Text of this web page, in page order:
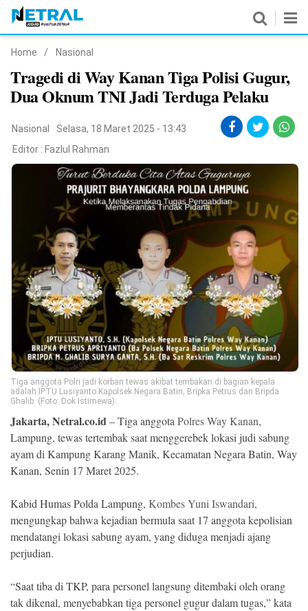
Nasional
Pemerintahan
Politik
Pendidikan
Peristiwa
Olahraga
Ekonomi
Memori
©
Copyright
2026
NETRAL
.
Reserved
Home / Nasional
Tragedi di Way Kanan Tiga Polisi Gugur,
Dua Oknum TNI Jadi Terduga Pelaku
Nasional
Selasa, 18 Maret 2025 - 13:43
Editor : Fazlul Rahman
Tiga anggota Polri jadi korban tewas akibat tembakan di bagian kepala
adalah IPTU Lusiyanto Kapolsek Negara Batin, Bripka Petrus dan Bripda
Ghalib. (Foto: Dok Istimewa).
Jakarta, Netral.co.id– Tiga anggotaPolres Way Kanan,
Lampung, tewas tertembak saat menggerebek lokasi judi sabung
ayam di Kampung Karang Manik, Kecamatan Negara Batin, Way
Kanan, Senin 17 Maret 2025.
Kabid Humas Polda Lampung, Kombes Yuni Iswandari,
mengungkap bahwa kejadian bermula saat 17 anggota kepolisian
mendatangi lokasi sabung ayam, yang diduga menjadi ajang
perjudian.
“Saat tiba di TKP, para personel langsung ditembaki oleh orang
tak dikenal, menyebabkan tiga personel gugur dalam tugas,” kata